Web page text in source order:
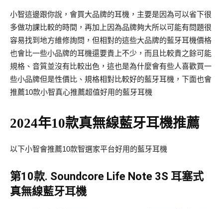
小智這邊跟你說，會買大品牌的耳機，主要是因為可以省下很
多做功課比較的時間，再加上因為品牌夠大所以可能有問題很
容易找到地方維修詢問，但相對的這些大品牌的藍牙耳機價格
也會比一些小品牌的耳機還要貴上不少，而且比較貴之餘可能
規格、音質並沒有比較出色，這也是為什麼會有些人喜歡買一
些小品牌但是性價比、規格相對比較好的藍牙耳機，下面也會
推薦10款小智真心推薦超值好用的藍牙耳機
2024年10款真無線藍牙耳機推薦
以下小智會推薦10款智選家平台好用的藍牙耳機
第10款. Soundcore Life Note 3S 耳塞式
真無線藍牙耳機